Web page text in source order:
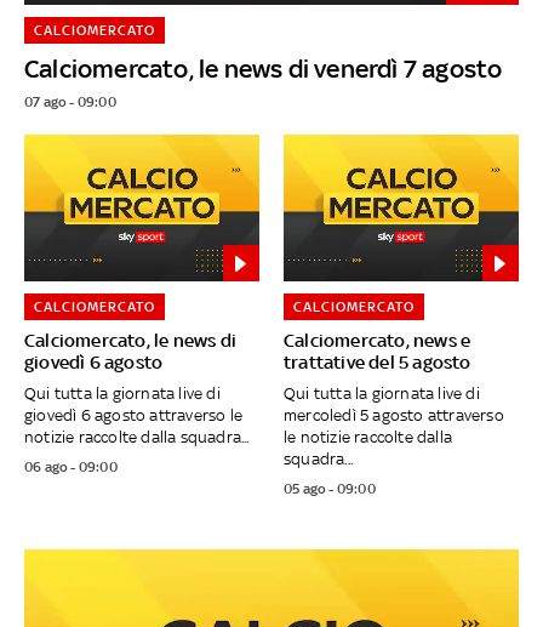
Calciomercato, le news di venerdì 7 agosto
CALCIOMERCATO
07 ago - 09:00
Calciomercato, le news di
giovedì 6 agosto
CALCIOMERCATO
Qui tutta la giornata live di
giovedì 6 agosto attraverso le
notizie raccolte dalla squadra...
06 ago - 09:00
Calciomercato, news e
trattative del 5 agosto
CALCIOMERCATO
Qui tutta la giornata live di
mercoledì 5 agosto attraverso
le notizie raccolte dalla
squadra...
05 ago - 09:00